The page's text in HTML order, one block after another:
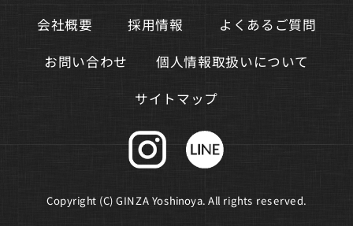
会社概要 採用情報 よくあるご質問
お問い合わせ 個人情報取扱いについて
サイトマップ
Copyright (C) GINZA Yoshinoya. All rights reserved.